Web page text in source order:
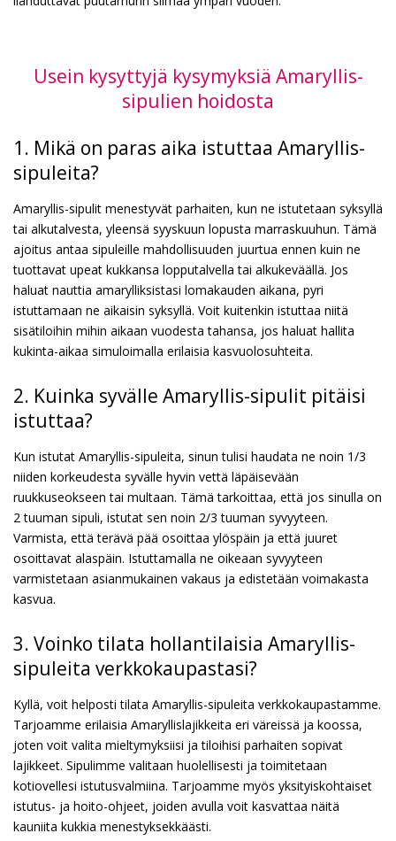
Usein kysyttyjä kysymyksiä Amaryllis-
sipulien hoidosta
1. Mikä on paras aika istuttaa Amaryllis-
sipuleita?
Amaryllis-sipulit menestyvät parhaiten, kun ne istutetaan syksyllä
tai alkutalvesta, yleensä syyskuun lopusta marraskuuhun. Tämä
ajoitus antaa sipuleille mahdollisuuden juurtua ennen kuin ne
tuottavat upeat kukkansa lopputalvella tai alkukeväällä. Jos
haluat nauttia amarylliksistasi lomakauden aikana, pyri
istuttamaan ne aikaisin syksyllä. Voit kuitenkin istuttaa niitä
sisätiloihin mihin aikaan vuodesta tahansa, jos haluat hallita
kukinta-aikaa simuloimalla erilaisia kasvuolosuhteita.
2. Kuinka syvälle Amaryllis-sipulit pitäisi
istuttaa?
Kun istutat Amaryllis-sipuleita, sinun tulisi haudata ne noin 1/3
niiden korkeudesta syvälle hyvin vettä läpäisevään
ruukkuseokseen tai multaan. Tämä tarkoittaa, että jos sinulla on
2 tuuman sipuli, istutat sen noin 2/3 tuuman syvyyteen.
Varmista, että terävä pää osoittaa ylöspäin ja että juuret
osoittavat alaspäin. Istuttamalla ne oikeaan syvyyteen
varmistetaan asianmukainen vakaus ja edistetään voimakasta
kasvua.
3. Voinko tilata hollantilaisia Amaryllis-
sipuleita verkkokaupastasi?
Kyllä, voit helposti tilata Amaryllis-sipuleita verkkokaupastamme.
Tarjoamme erilaisia Amaryllislajikkeita eri väreissä ja koossa,
joten voit valita mieltymyksiisi ja tiloihisi parhaiten sopivat
lajikkeet. Sipulimme valitaan huolellisesti ja toimitetaan
kotiovellesi istutusvalmiina. Tarjoamme myös yksityiskohtaiset
istutus- ja hoito-ohjeet, joiden avulla voit kasvattaa näitä
kauniita kukkia menestyksekkäästi.